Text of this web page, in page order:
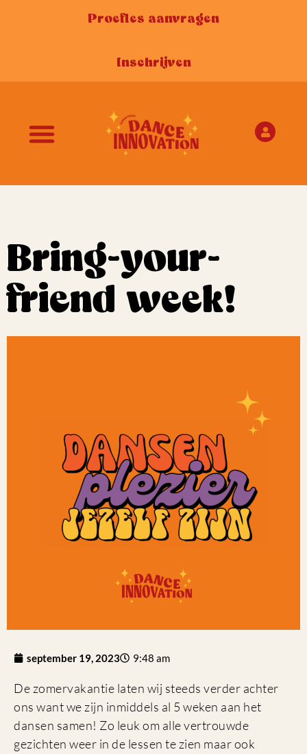
Proefles aanvragen
Inschrijven
Bring-your-
friend week!
september 19, 2023 9:48 am
De zomervakantie laten wij steeds verder achter
ons want we zijn inmiddels al 5 weken aan het
dansen samen! Zo leuk om alle vertrouwde
gezichten weer in de lessen te zien maar ook